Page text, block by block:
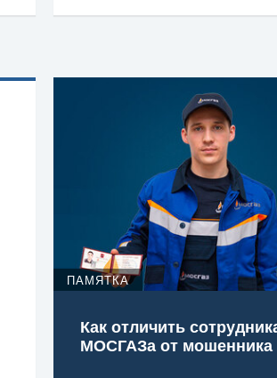
ПАМЯТКА
Как отличить
МОСГАЗа от мошенника